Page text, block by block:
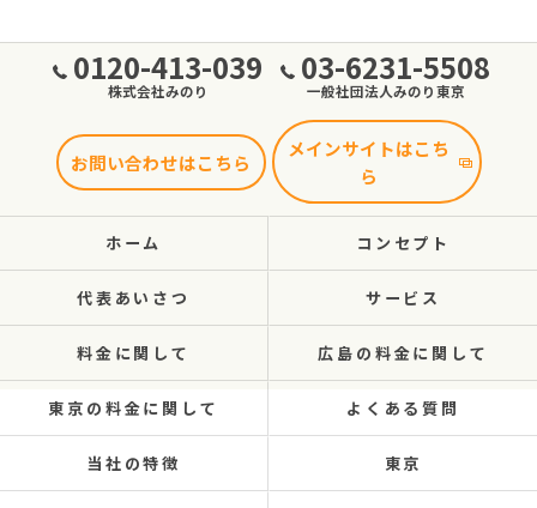
0120-413-039
株式会社みのり
03-6231-5508
一般社団法人みのり東京
お問い合わせはこちら
メインサイトはこち
ら
ホーム コンセプト
代表あいさつ サービス
料金に関して 広島の料金に関して
東京の料金に関して よくある質問
当社の特徴 東京